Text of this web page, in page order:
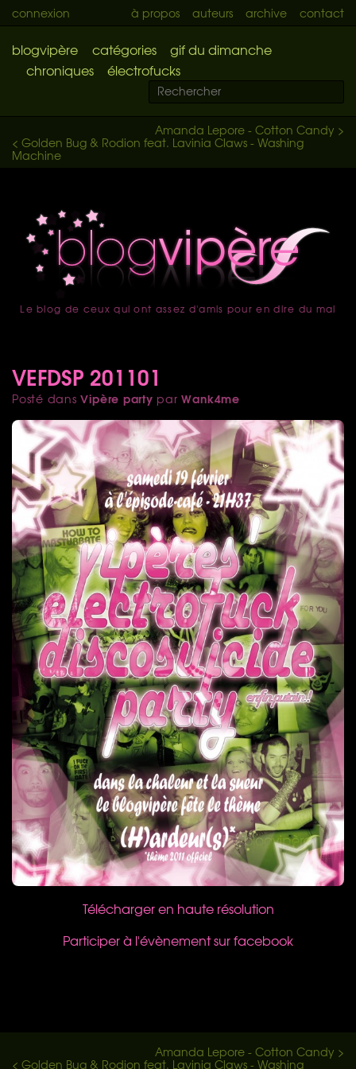
connexion à propos auteurs archive contact
blogvipère catégories
gif du dimanche
chroniques
électrofucks
Amanda Lepore - Cotton Candy >
< Golden Bug & Rodion feat. Lavinia Claws - Washing
Machine
accueil
Le blog de ceux qui ont assez d'amis pour en dire du mal
VEFDSP 201101
Posté dansVipère party parWank4me
Télécharger en haute résolution
Participer à l'évènement sur facebook
Amanda Lepore - Cotton Candy >
< Golden Bug & Rodion feat. Lavinia Claws - Washing